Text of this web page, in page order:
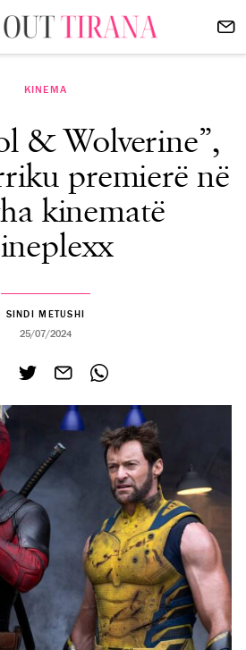
KINEMA
& Wolverine”,
premierë në
kinematë
SINDI METUSHI
25/07/2024